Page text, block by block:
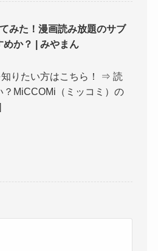
みた！漫画読み放題のサブ
めか？ | みやまん
りたい方はこちら！ ⇒ 読
？MiCCOMi（ミッコミ）の